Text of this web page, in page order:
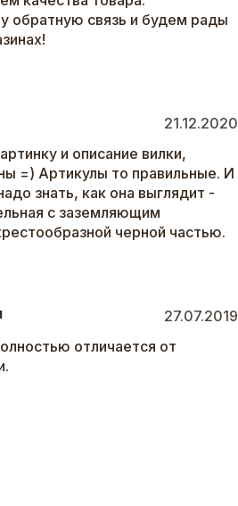
обратную связь и будем рады
21.12.2020
и описание вилки,
=) Артикулы то правильные. И
знать, как она выглядит -
с заземляющим
черной частью.
27.07.2019
отличается от